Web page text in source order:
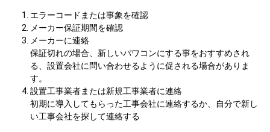
エラーコードまたは事象を確認
メーカー保証期間を確認
メーカーに連絡
保証切れの場合、新しいパワコンにする事をおすすめされ
る、設置会社に問い合わせるように促される場合がありま
す。
設置工事業者または新規工事業者に連絡
初期に導入してもらった工事会社に連絡するか、自分で新し
い工事会社を探して連絡する